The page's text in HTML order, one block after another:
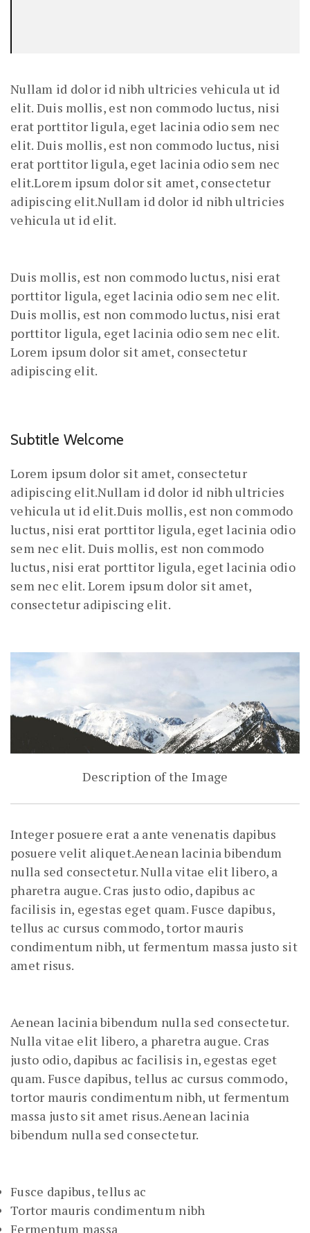
Nullam id dolor id nibh ultricies vehicula ut id
elit. Duis mollis, est non commodo luctus, nisi
erat porttitor ligula, eget lacinia odio sem nec
elit. Duis mollis, est non commodo luctus, nisi
erat porttitor ligula, eget lacinia odio sem nec
elit.Lorem ipsum dolor sit amet, consectetur
adipiscing elit.Nullam id dolor id nibh ultricies
vehicula ut id elit.
Duis mollis, est non commodo luctus, nisi erat
porttitor ligula, eget lacinia odio sem nec elit.
Duis mollis, est non commodo luctus, nisi erat
porttitor ligula, eget lacinia odio sem nec elit.
Lorem ipsum dolor sit amet, consectetur
adipiscing elit.
Subtitle Welcome
Lorem ipsum dolor sit amet, consectetur
adipiscing elit.Nullam id dolor id nibh ultricies
vehicula ut id elit.Duis mollis, est non commodo
luctus, nisi erat porttitor ligula, eget lacinia odio
sem nec elit. Duis mollis, est non commodo
luctus, nisi erat porttitor ligula, eget lacinia odio
sem nec elit. Lorem ipsum dolor sit amet,
consectetur adipiscing elit.
Description of the Image
Integer posuere erat a ante venenatis dapibus
posuere velit aliquet.Aenean lacinia bibendum
nulla sed consectetur. Nulla vitae elit libero, a
pharetra augue. Cras justo odio, dapibus ac
facilisis in, egestas eget quam. Fusce dapibus,
tellus ac cursus commodo, tortor mauris
condimentum nibh, ut fermentum massa justo sit
amet risus.
Aenean lacinia bibendum nulla sed consectetur.
Nulla vitae elit libero, a pharetra augue. Cras
justo odio, dapibus ac facilisis in, egestas eget
quam. Fusce dapibus, tellus ac cursus commodo,
tortor mauris condimentum nibh, ut fermentum
massa justo sit amet risus.Aenean lacinia
bibendum nulla sed consectetur.
Fusce dapibus, tellus ac
Tortor mauris condimentum nibh
Fermentum massa